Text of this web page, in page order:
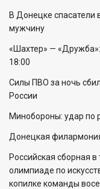
В Донецке спасатели
мужчину
«Шахтер» —
18:00
Силы ПВО за ночь
России
Минобороны: удар по
Донецкая
Российская сборная
олимпиаде по
копилке команды